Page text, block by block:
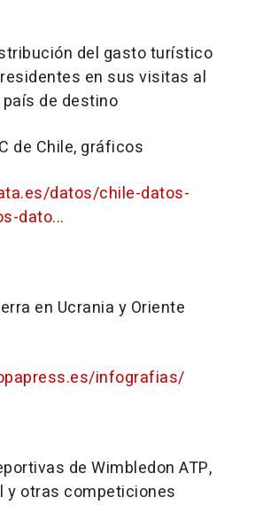
del gasto turístico
en sus visitas al
de destino
de Chile, gráficos
datos/chile-datos-
dato...
en Ucrania y Oriente
infografias/
de Wimbledon ATP,
y otras competiciones